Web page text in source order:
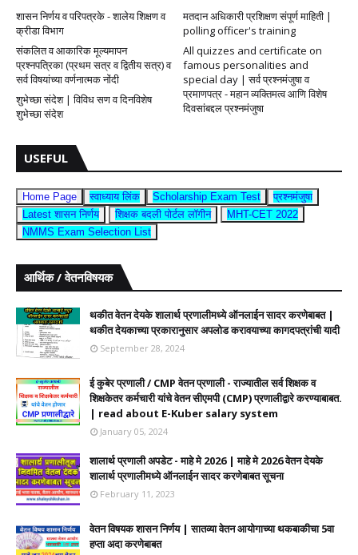
शासन निर्णय व परिपत्रके - शालेय शिक्षण व
क्रीडा विभाग
मतदान अधिकारी प्रशिक्षण संपूर्ण माहिती |
polling officer's training
संकलित व आकारिक मूल्यमापन
प्रश्नपत्रिका (प्रथम सत्र व द्वितीय सत्र) व
सर्व विषयांच्या वर्णनात्मक नोंदी
All quizzes and certificate on
famous personalities and
special day | सर्व प्रश्नमंजुषा व
प्रमाणपत्र - महान व्यक्तिमत्व आणि विशेष
दिवसांबद्दल प्रश्नमंजुषा
शुभेच्छा संदेश | विविध सण व दिनविशेष
शुभेच्छा संदेश
USEFUL
Home Page स्वाध्याय लिंक Scholarship Exam Test
प्रश्नमंजुषा
Latest शासन निर्णय
शिक्षक बदली पोर्टल लॉगीन
MHT-CET 2022
NMMS Exam Selection List
आर्थिक / वेतनविषयक
थकीत वेतन देयके शालार्थ प्रणालीमध्ये ऑनलाईन सादर करणेबाबत |
थकीत देयकाच्या प्रकारानुसार अपलोड करावयाच्या कागदपत्रांची यादी
September 28, 2024
ई कुबेर प्रणाली / CMP वेतन प्रणाली - राज्यातील सर्व शिक्षक व
शिक्षकेतर कर्मचारी यांचे वेतन सीएमपी (CMP) प्रणालीद्वारे करण्याबाबत.
| read about E-Kuber salary system
January 05, 2024
शालार्थ प्रणाली अपडेट - माहे मे 2026 | माहे मे 2026 वेतन देयके
शालार्थ प्रणालीमध्ये ऑनलाईन सादर करणेबाबत सूचना
February 11, 2023
वेतन विषयक शासन निर्णय | सातव्या वेतन आयोगाच्या थकबाकीचा 5वा
हप्ता अदा करणेबाबत